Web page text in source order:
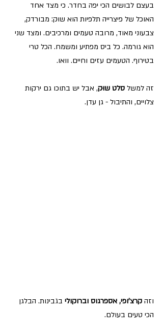
בעצם לבושים הכי יפה בחדר. כי מצד אחד
האוכל של פיצרייה תלפיות הוא שוּק: מבורדק,
צבעוני מאוד, מרובה טעמים ומרכיבים. ומצד שני
הוא גורמה. כל ביס מפתיע ומשמח. הכל טרי
בטירוף. הטעמים עזים וחיים. וואו.
זה למשל סלט שוּק, אבל יש בתוכו גם ירקות
צלויים, והתיבול - גן עדן.
וזה קרצ'ופי, אספרגוס וברוקולי בגבינות. הבלגן
הכי טעים בעולם.